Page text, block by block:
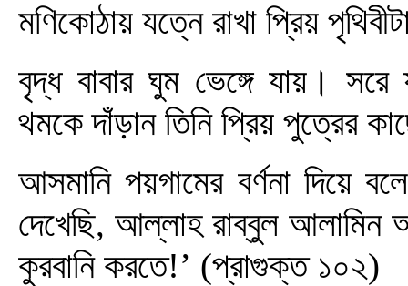
মণিকোঠায় যত্নে রাখা প্রিয়
বৃদ্ধ বাবার ঘুম ভেঙ্গে যায়।
থমকে দাঁড়ান তিনি প্রিয় পুত্রের
আসমানি পয়গামের বর্ণনা
দেখেছি, আল্লাহ রাব্বুল আলামিন
কুরবানি করতে!’ (প্রাগুক্ত ১০২)